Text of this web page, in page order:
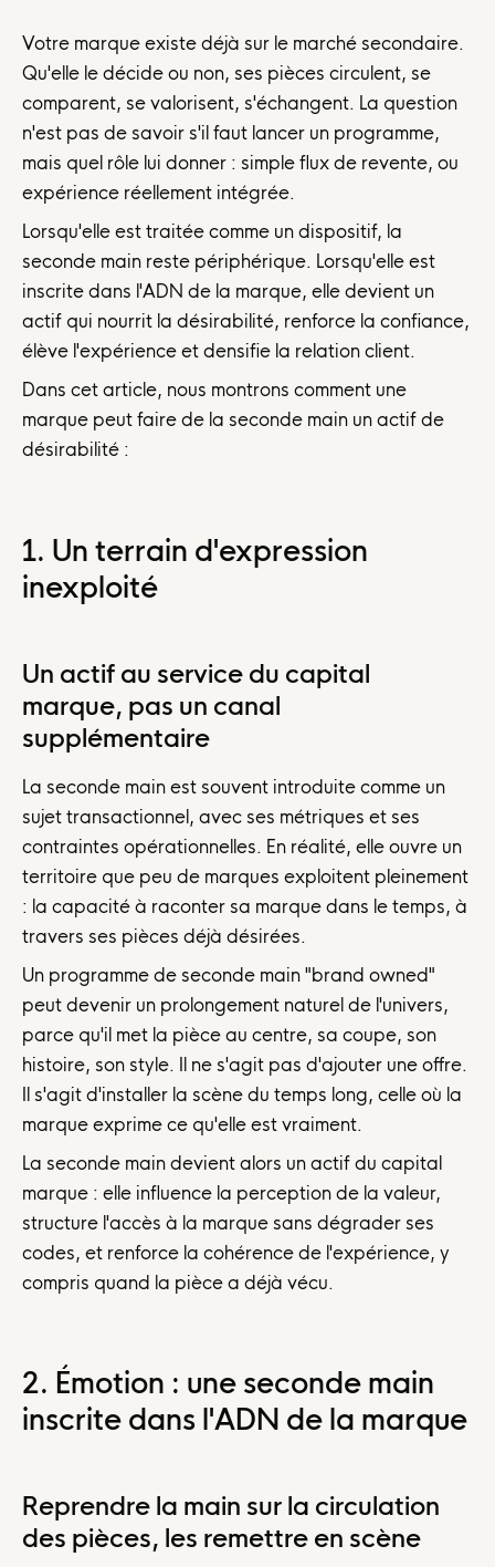
Votre marque existe déjà sur le marché secondaire.
Qu'elle le décide ou non, ses pièces circulent, se
comparent, se valorisent, s'échangent. La question
n'est pas de savoir s'il faut lancer un programme,
mais quel rôle lui donner : simple flux de revente, ou
expérience réellement intégrée.
Lorsqu'elle est traitée comme un dispositif, la
seconde main reste périphérique. Lorsqu'elle est
inscrite dans l'ADN de la marque, elle devient un
actif qui nourrit la désirabilité, renforce la confiance,
élève l'expérience et densifie la relation client.
Dans cet article, nous montrons comment une
marque peut faire de la seconde main un actif de
désirabilité :
1. Un terrain d'expression
inexploité
Un actif au service du capital
marque, pas un canal
supplémentaire
La seconde main est souvent introduite comme un
sujet transactionnel, avec ses métriques et ses
contraintes opérationnelles. En réalité, elle ouvre un
territoire que peu de marques exploitent pleinement
: la capacité à raconter sa marque dans le temps, à
travers ses pièces déjà désirées.
Un programme de seconde main "brand owned"
peut devenir un prolongement naturel de l'univers,
parce qu'il met la pièce au centre, sa coupe, son
histoire, son style. Il ne s'agit pas d'ajouter une offre.
Il s'agit d'installer la scène du temps long, celle où la
marque exprime ce qu'elle est vraiment.
La seconde main devient alors un actif du capital
marque : elle influence la perception de la valeur,
structure l'accès à la marque sans dégrader ses
codes, et renforce la cohérence de l'expérience, y
compris quand la pièce a déjà vécu.
2. Émotion : une seconde main
inscrite dans l'ADN de la marque
Reprendre la main sur la circulation
des pièces, les remettre en scène